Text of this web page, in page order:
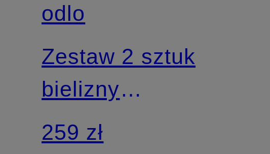
odlo
Zestaw 2 sztuk
bielizny
funkcyjnej –
259 zł